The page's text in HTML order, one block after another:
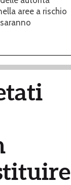
aree a rischio